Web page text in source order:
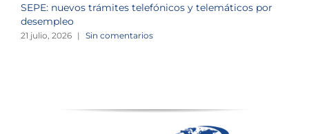
SEPE: nuevos trámites telefónicos y telemáticos por
desempleo
21 julio, 2026 | Sin comentarios